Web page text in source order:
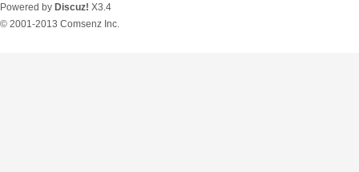
Powered by Discuz! X3.4
© 2001-2013 Comsenz Inc.